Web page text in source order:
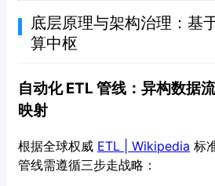
底层原理与架构治理：基
算中枢
自动化 ETL 管线：异构数据
映射
根据全球权威 ETL | Wikipedia 标
管线需遵循三步走战略：